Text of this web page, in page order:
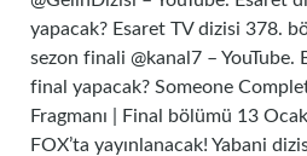
yapacak? Esaret TV dizisi 378.
sezon finali @kanal7 – YouTube.
final yapacak? Someone
Fragmanı | Final bölümü 13
FOX’ta yayınlanacak! Yabani